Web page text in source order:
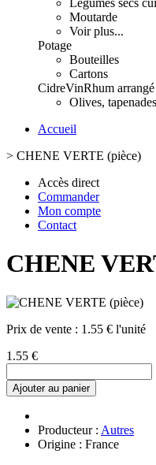
Légumes secs
Moutarde
Voir plus...
Potage
Bouteilles
Cartons
CidreVinRhum
Olives,
Accueil
> CHENE VERTE (pièce)
Accès direct
Commander
Mon compte
Contact
CHENE
Prix de vente : 1.55 € l'unité
1.55 €
Ajouter au panier
Producteur : Autres
Origine : France